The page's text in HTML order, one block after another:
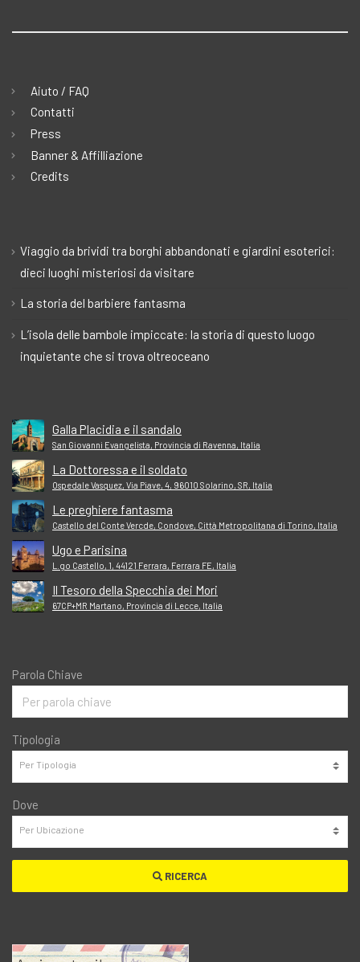
Aiuto / FAQ
Contatti
Press
Banner & Affilliazione
Credits
Viaggio da brividi tra borghi abbandonati e giardini esoterici:
dieci luoghi misteriosi da visitare
La storia del barbiere fantasma
L’isola delle bambole impiccate: la storia di questo luogo
inquietante che si trova oltreoceano
Galla Placidia e il sandalo
San Giovanni Evangelista, Provincia di Ravenna, Italia
La Dottoressa e il soldato
Ospedale Vasquez, Via Piave, 4, 96010 Solarino, SR, Italia
Le preghiere fantasma
Castello del Conte Vercde, Condove, Città Metropolitana di Torino, Italia
Ugo e Parisina
L.go Castello, 1, 44121 Ferrara, Ferrara FE, Italia
Il Tesoro della Specchia dei Mori
67CP+MR Martano, Provincia di Lecce, Italia
Parola Chiave
Tipologia
Dove
RICERCA